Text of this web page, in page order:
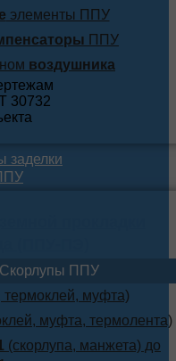
элементы ППУ
ППУ
воздушника
заделки
ППУ
термоклей, муфта)
муфта, термолента)
(скорлупа, манжета) до